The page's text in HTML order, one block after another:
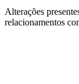
Alterações
relacionamentos